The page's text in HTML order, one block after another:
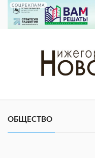
СОЦРЕКЛАМА
ОБЩЕСТВО